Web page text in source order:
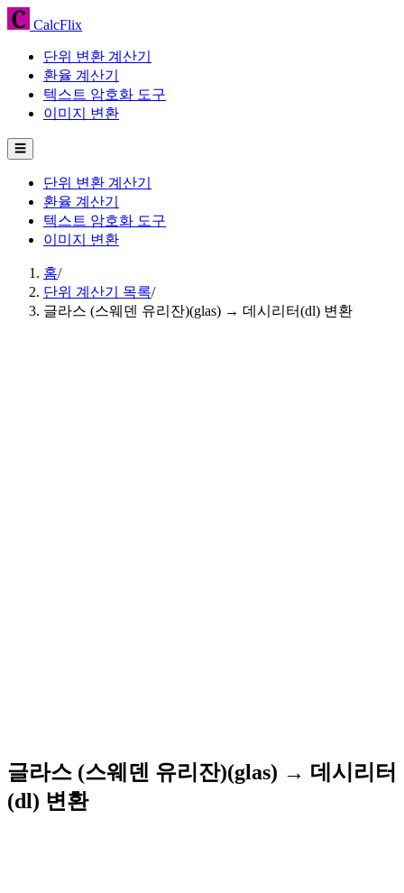
CalcFlix
단위 변환 계산기
환율 계산기
텍스트 암호화 도구
이미지 변환
☰
단위 변환 계산기
환율 계산기
텍스트 암호화 도구
이미지 변환
홈/
단위 계산기 목록/
글라스 (스웨덴 유리잔)(glas) → 데시리터(dl) 변환
글라스 (스웨덴 유리잔)(glas) → 데시리터
(dl) 변환